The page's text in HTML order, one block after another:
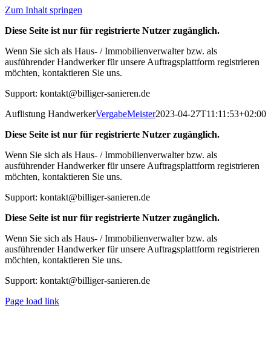
Zum Inhalt springen
Diese Seite ist nur für registrierte Nutzer zugänglich.
Wenn Sie sich als Haus- / Immobilienverwalter bzw. als
ausführender Handwerker für unsere Auftragsplattform registrieren
möchten, kontaktieren Sie uns.
Support: kontakt@billiger-sanieren.de
Auflistung HandwerkerVergabeMeister2023-04-27T11:11:53+02:00
Diese Seite ist nur für registrierte Nutzer zugänglich.
Wenn Sie sich als Haus- / Immobilienverwalter bzw. als
ausführender Handwerker für unsere Auftragsplattform registrieren
möchten, kontaktieren Sie uns.
Support: kontakt@billiger-sanieren.de
Diese Seite ist nur für registrierte Nutzer zugänglich.
Wenn Sie sich als Haus- / Immobilienverwalter bzw. als
ausführender Handwerker für unsere Auftragsplattform registrieren
möchten, kontaktieren Sie uns.
Support: kontakt@billiger-sanieren.de
Page load link